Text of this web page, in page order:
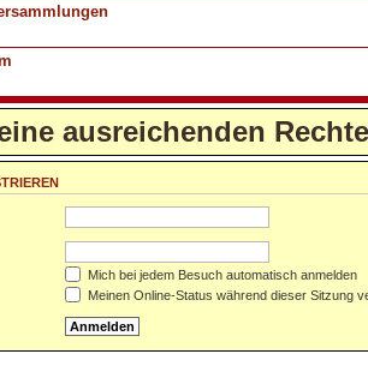
ausreichenden
Mich bei jedem Besuch automatisch anmelden
Meinen Online-Status während dieser Sitzung